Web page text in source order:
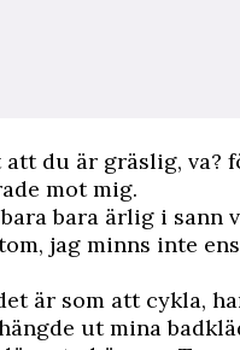
att du är gräslig, va?
mot mig.
bara ärlig i sann
jag minns inte
är som att cykla,
ut mina